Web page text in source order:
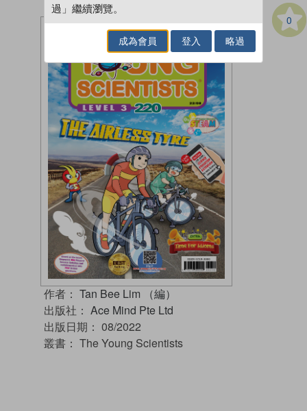
0
作者： Tan Bee Lim （編）
出版社： Ace Mind Pte Ltd
出版日期： 08/2022
叢書： The Young Scientists
過」繼續瀏覽。
成為會員 登入 略過